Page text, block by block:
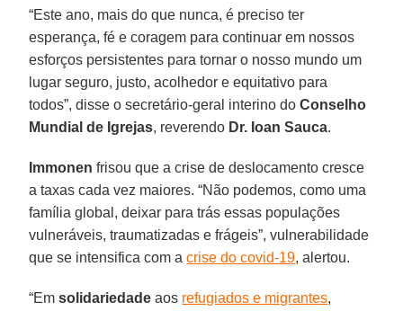
“Este ano, mais do que nunca, é preciso ter
esperança, fé e coragem para continuar em nossos
esforços persistentes para tornar o nosso mundo um
lugar seguro, justo, acolhedor e equitativo para
todos”, disse o secretário-geral interino doConselho
Mundial de Igrejas, reverendo Dr. Ioan Sauca.
Immonen frisou que a crise de deslocamento cresce
a taxas cada vez maiores. “Não podemos, como uma
família global, deixar para trás essas populações
vulneráveis, traumatizadas e frágeis”, vulnerabilidade
que se intensifica com acrise do covid-19, alertou.
“Emsolidariedade aos refugiados e migrantes,